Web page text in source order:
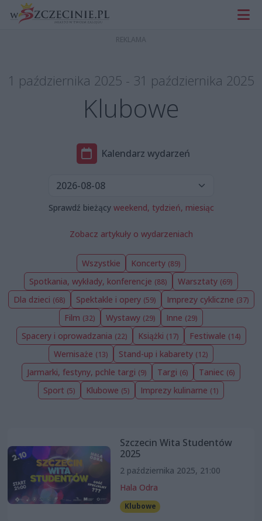
1 października 2025 - 31 października 2025
Klubowe
Kalendarz wydarzeń
Sprawdź bieżący weekend, tydzień, miesiąc
Zobacz artykuły o wydarzeniach
Wszystkie Koncerty (89)
Spotkania, wykłady, konferencje (88) Warsztaty (69)
Dla dzieci (68) Spektakle i opery (59) Imprezy cykliczne (37)
Film (32) Wystawy (29) Inne (29)
Spacery i oprowadzania (22) Książki (17) Festiwale (14)
Wernisaże (13) Stand-up i kabarety (12)
Jarmarki, festyny, pchle targi (9) Targi (6) Taniec (6)
Sport (5) Klubowe (5) Imprezy kulinarne (1)
Szczecin Wita Studentów
2025
2 października 2025, 21:00
Hala Odra
Klubowe